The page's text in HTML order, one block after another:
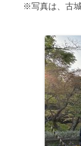
※写真は、古城